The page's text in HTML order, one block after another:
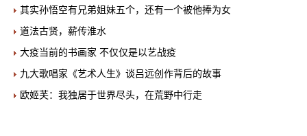
其实孙悟空有兄弟姐妹五个，还有一个被他捧为女
道法古贤，薪传淮水
大疫当前的书画家 不仅仅是以艺战疫
九大歌唱家《艺术人生》谈吕远创作背后的故事
欧姬芙：我独居于世界尽头，在荒野中行走